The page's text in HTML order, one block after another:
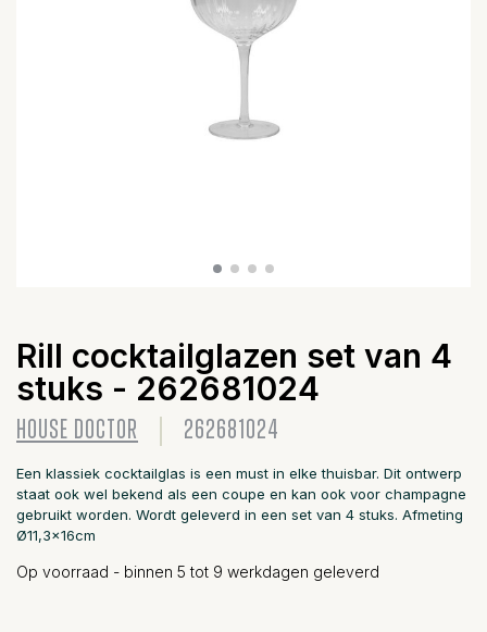
Rill cocktailglazen set van 4
stuks - 262681024
HOUSE DOCTOR 262681024
Een klassiek cocktailglas is een must in elke thuisbar. Dit ontwerp
staat ook wel bekend als een coupe en kan ook voor champagne
gebruikt worden. Wordt geleverd in een set van 4 stuks. Afmeting
Ø11,3x16cm
Op voorraad - binnen 5 tot 9 werkdagen geleverd